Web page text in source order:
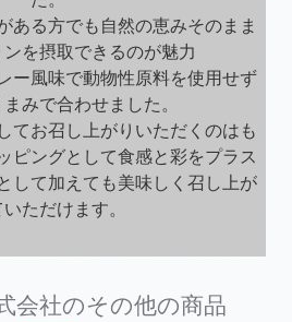
ある方でも自然の恵みそのまま
を摂取できるのが魅力
ー風味で動物性原料を使用せず
みで合わせました。
てお召し上がりいただくのはも
ピングとして食感と彩をプラス
して加えても美味しく召し上が
ただけます。
会社のその他の商品